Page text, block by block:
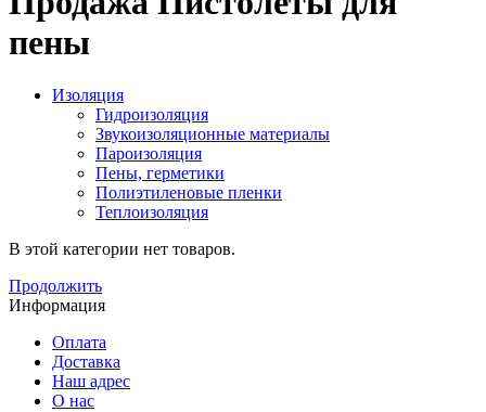
пены
Изоляция
Гидроизоляция
Звукоизоляционные материалы
Пароизоляция
Пены, герметики
Полиэтиленовые пленки
Теплоизоляция
В этой категории нет товаров.
Продолжить
Информация
Оплата
Доставка
Наш адрес
О нас